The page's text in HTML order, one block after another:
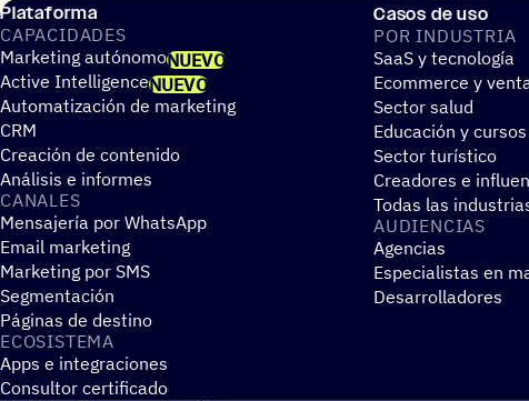
Plataforma
CAPA­CI­DA­DES
Marketing autónomoNUEVO
Active IntelligenceNUEVO
Automatización de marketing
CRM
Creación de contenido
Análisis e informes
CANALES
Mensajería por WhatsApp
Email marketing
Marketing por SMS
Segmentación
Páginas de destino
ECOSIS­TEMA
Apps e integraciones
Consultor certificado
Casos de uso
POR INDUS­TRIA
SaaS y tecnología
Ecommerce y
Sector salud
Educación y
Sector turístico
Creadores e
Todas las
AUDIEN­CIAS
Agencias
Especialistas en
Desarrolladores